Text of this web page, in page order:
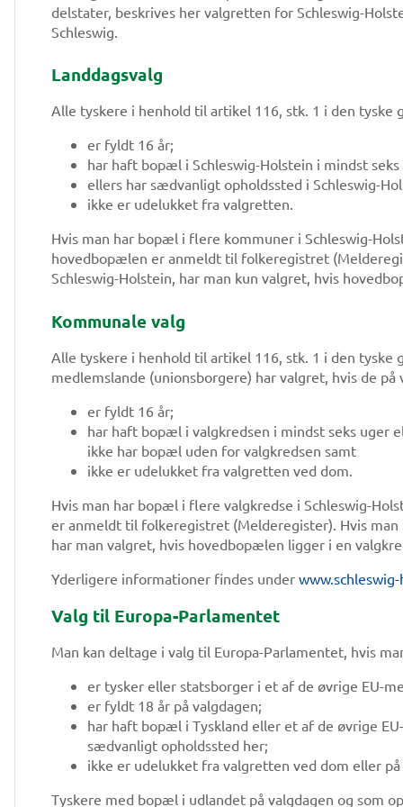
delstater, beskrives her valgretten for Schleswig-
Schleswig.
Landdagsvalg
Alle tyskere i henhold til artikel 116, stk. 1 i den tyske
er fyldt 16 år;
har haft bopæl i Schleswig-Holstein i mindst
ellers har sædvanligt opholdssted i Schleswig-
ikke er udelukket fra valgretten.
Hvis man har bopæl i flere kommuner i Schleswig-
hovedbopælen er anmeldt til folkeregistret
Schleswig-Holstein, har man kun valgret, hvis
Kommunale valg
Alle tyskere i henhold til artikel 116, stk. 1 i den tyske
medlemslande (unionsborgere) har valgret, hvis de på
er fyldt 16 år;
har haft bopæl i valgkredsen i mindst seks uger
ikke har bopæl uden for valgkredsen samt
ikke er udelukket fra valgretten ved dom.
Hvis man har bopæl i flere valgkredse i Schleswig-
er anmeldt til folkeregistret (Melderegister). Hvis
har man valgret, hvis hovedbopælen ligger i en
Yderligere informationer findes under
Valg til Europa-Parlamentet
Man kan deltage i valg til Europa-Parlamentet, hvis
er tysker eller statsborger i et af de øvrige EU-
er fyldt 18 år på valgdagen;
har haft bopæl i Tyskland eller et af de øvrige
sædvanligt opholdssted her;
ikke er udelukket fra valgretten ved dom eller
Tyskere med bopæl i udlandet på valgdagen og som